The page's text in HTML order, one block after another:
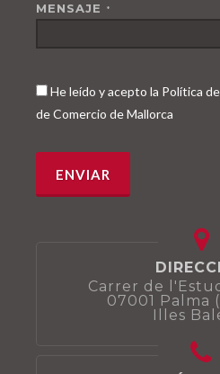
MENSAJE *
He leído y acepto la Política
de Comercio de Mallorca
Carrer de
07001 Palma
Illes